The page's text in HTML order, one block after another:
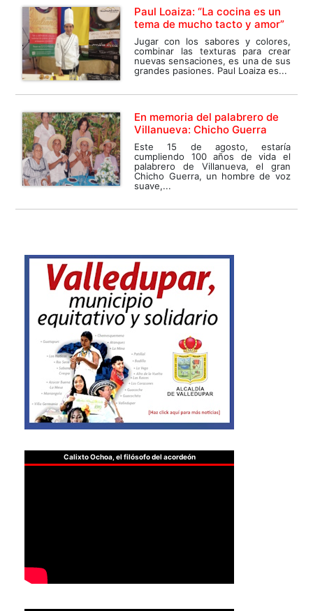
Paul Loaiza: “La cocina es un
tema de mucho tacto y amor”
Jugar con los sabores y colores,
combinar las texturas para crear
nuevas sensaciones, es una de sus
grandes pasiones. Paul Loaiza es...
En memoria del palabrero de
Villanueva: Chicho Guerra
Este 15 de agosto, estaría
cumpliendo 100 años de vida el
palabrero de Villanueva, el gran
Chicho Guerra, un hombre de voz
suave,...
Calixto Ochoa, el filósofo del acordeón